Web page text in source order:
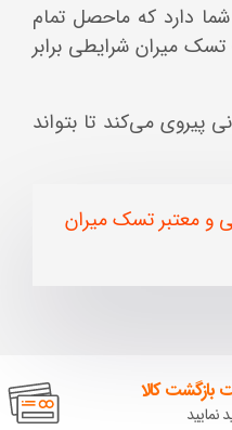
دارد که ماحصل تمام
میران شرایطی برابر
پیروی می‌کند تا بتواند
و معتبر تسک میران
کالا
نمایید